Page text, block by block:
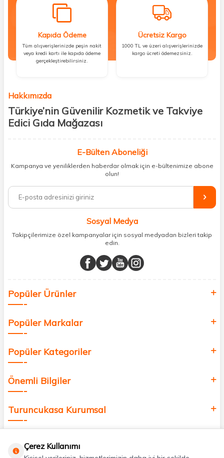
Kapıda Ödeme
Tüm alışverişlerinizde peşin nakit
veya kredi kartı ile kapıda ödeme
gerçekleştirebilirsiniz.
Ücretsiz Kargo
1000 TL ve üzeri alışverişlerinizde
kargo ücreti ödemezsiniz.
Hakkımızda
Türkiye’nin Güvenilir Kozmetik ve Takviye
Edici Gıda Mağazası
kişisel bakım hem de takviye edici gıda ürünlerini sizlerle
buluşturuyoruz. Artık mağaza mağaza dolaşmanıza gerek yok;
ihtiyacınız olan her şeyi tek bir çatı altında topluyor ve kapınıza kadar
%100 orijinal kozmetik ve sağlık ürünleriyle güzelliğinizi tamamlayabilir,
vücudunuzu desteklemek için güvenilir takviye edici gıdalara
minerallere kadar binlerce ürünü uygun fiyat ve hızlı kargo avantajıyla
sunuyoruz.
buluşturuyor ve online alışveriş deneyiminizi en iyi hale getiriyoruz.
Sağlık, güzellik ve iyi yaşam için aradığınız her şey burada!
değer katmak için bize katılın!
E-Bülten Aboneliği
Kampanya ve yeniliklerden haberdar olmak için e-bültenimize abone
olun!
Sosyal Medya
Takipçilerimize özel kampanyalar için sosyal medyadan bizleri takip
edin.
Popüler Ürünler
Popüler Markalar
Popüler Kategoriler
Önemli Bilgiler
Turuncukasa Kurumsal
Çerez Kullanımı